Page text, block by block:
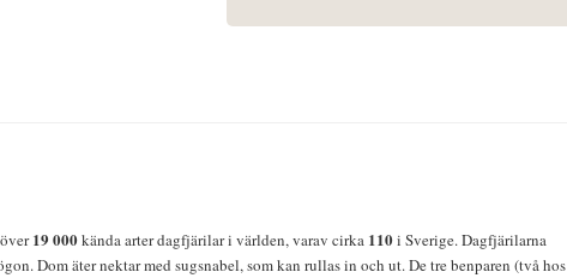
19 000kända arter dagfjärilar i världen, varav cirka 110i Sverige. Dagfjärilarna
Dom äter nektar med sugsnabel, som kan rullas in och ut. De tre benparen (två hos